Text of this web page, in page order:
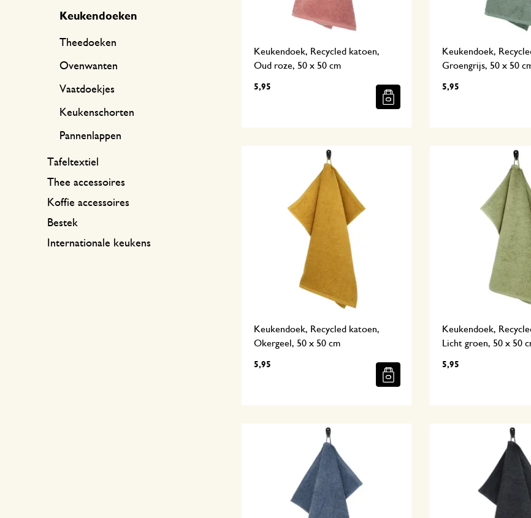
Keukendoeken
Theedoeken
Ovenwanten
Vaatdoekjes
Keukenschorten
Pannenlappen
Tafeltextiel
Thee accessoires
Koffie accessoires
Bestek
Internationale keukens
Keukendoek, Recycled katoen,
Oud roze, 50 x 50 cm
5,95
Keukendoek,
Groengrijs, 50 x 50
5,95
Keukendoek, Recycled katoen,
Okergeel, 50 x 50 cm
5,95
Keukendoek,
Licht groen, 50 x 50
5,95